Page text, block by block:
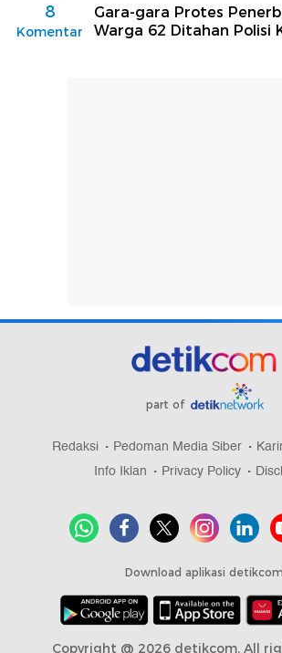
8
Komentar
Gara-gara Protes
Warga 62 Ditahan Polisi
part of
Redaksi Pedoman Media Siber
Info Iklan
Privacy Policy
Download aplikasi detikcom
Copyright @ 2026 detikcom, All